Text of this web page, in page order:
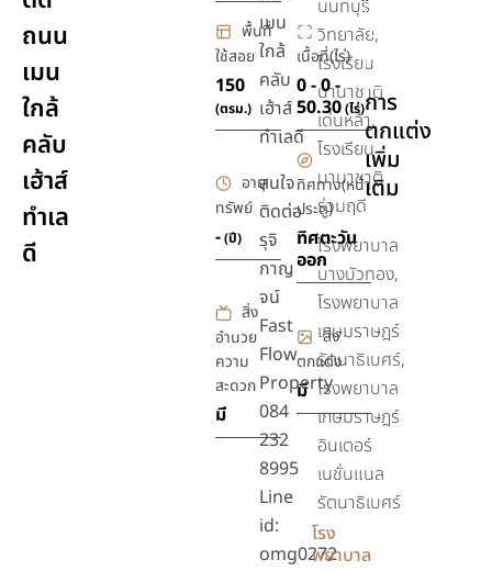
ถนน
เมน
ใกล้
คลับ
เฮ้าส์
ทำเล
ดี
พื้นที่
ใช้สอย
150
(ตรม.)
เนื้อที่(ไร่)
0 - 0 -
50.30(ไร่)
อายุ
ทรัพย์
-(ปี)
ทิศทาง(หน้า
ประตู)
ทิศตะวัน
ออก
สิ่ง
อำนวย
ความ
สะดวก
มี
สิ่ง
ตกแต่ง
มี
เมน
ใกล้
คลับ
เฮ้าส์
ทำเลดี
สนใจ
ติดต่อ
รุจิ
กาญ
จน์
Fast
Flow
Property
084
232
8995
Line
id:
omg0272
นนทบุรี
วิทยาลัย,
โรงเรียน
นานาชาติ
เด่นหล้า,
โรงเรียน
นานาชาติ
ร่วมฤดี
โรงพยาบาล
บางบัวทอง,
โรงพยาบาล
เกษมราษฎร์
รัตนาธิเบศร์,
โรงพยาบาล
เกษมราษฎร์
อินเตอร์
เนชั่นแนล
รัตนาธิเบศร์
โรง
พยาบาล
24 ชม.
ยิม,ฟิตเนส
การ
ตกแต่ง
เพิ่ม
เติม